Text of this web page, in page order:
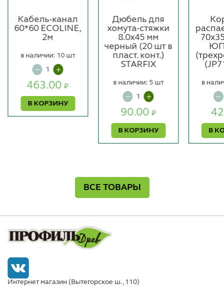
Кабель-канал
60*60 ECOLINE,
2м
463.00₽
В КОРЗИНУ
в наличии: 10 шт
Дюбель для
хомута-стяжки
8.0х45 мм
черный (20 шт в
пласт. конт.)
STARFIX
90.00₽
В КОРЗИНУ
в наличии: 5 шт
В
в
ВСЕ ТОВАРЫ
Интернет магазин (Вытегорское ш., 110)